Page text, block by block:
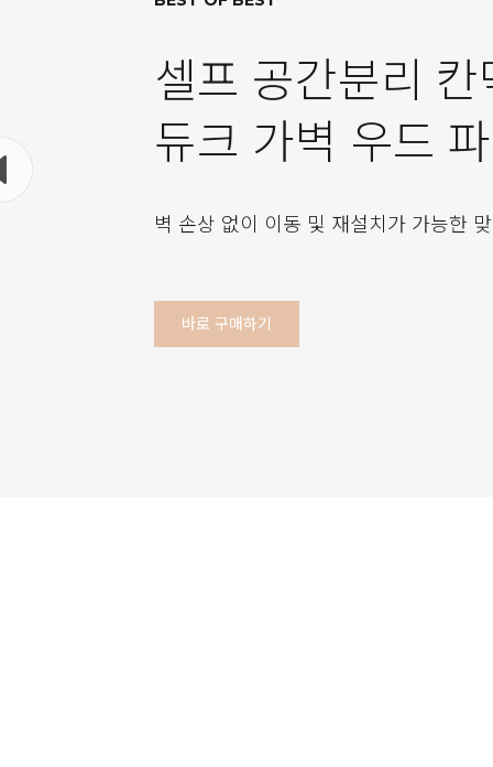
셀프 공간분리
듀크 가벽 우드
벽 손상 없이 이동 및 재설치가 가능한
바로 구매하기